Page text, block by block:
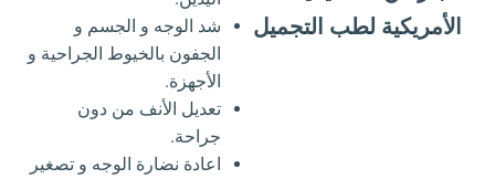
الأمريكية لطب التجميل
شد الوجه و الجسم و
الجفون بالخيوط الجراحية و
الأجهزة.
تعديل الأنف من دون
جراحة.
اعادة نضارة الوجه و تصغير